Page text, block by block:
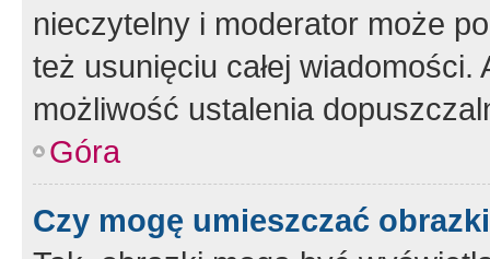
nieczytelny i moderator może
też usunięciu całej
możliwość ustalenia
Góra
Czy mogę umieszczać